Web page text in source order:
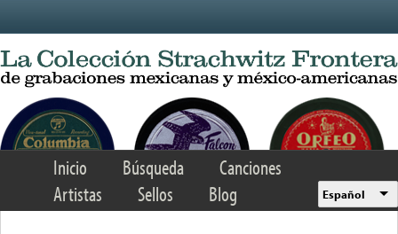
Inicio Búsqueda
Canciones
Artistas
Sellos Blog Español